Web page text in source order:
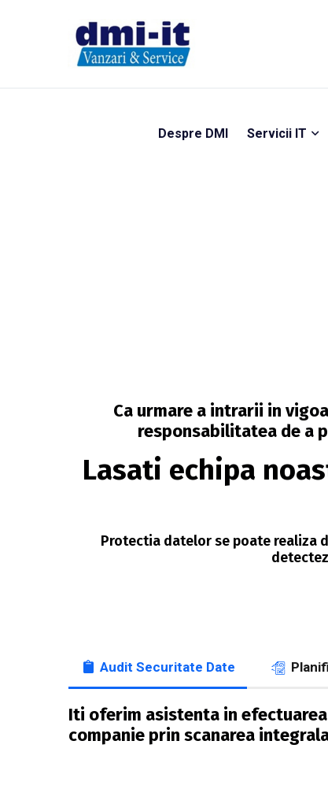
Despre DMI Servicii IT
Ca urmare a intrarii in
responsabilitatea de a
Lasati echipa
Protectia datelor se poate realiza
Audit Securitate Date
Iti oferim asistenta in
companie prin scanarea